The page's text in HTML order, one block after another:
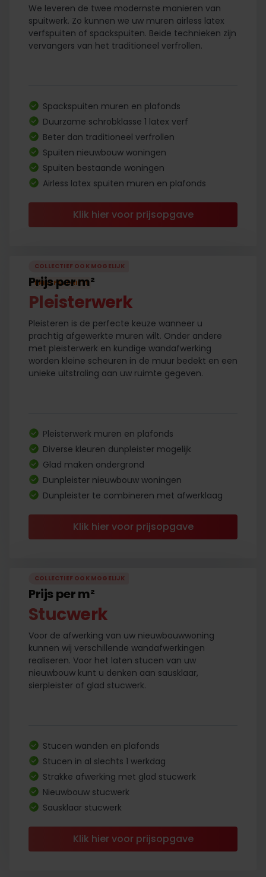
We leveren de twee modernste manieren van
spuitwerk. Zo kunnen we uw muren airless latex
verfspuiten of spackspuiten. Beide technieken zijn
vervangers van het traditioneel verfrollen.
Spackspuiten muren en plafonds
Duurzame schrobklasse 1 latex verf
Beter dan traditioneel verfrollen
Spuiten nieuwbouw woningen
Spuiten bestaande woningen
Airless latex spuiten muren en plafonds
Klik hier voor prijsopgave
Prijs per m²
Pleisterwerk
Pleisteren is de perfecte keuze wanneer u
prachtig afgewerkte muren wilt. Onder andere
met pleisterwerk en kundige wandafwerking
worden kleine scheuren in de muur bedekt en een
unieke uitstraling aan uw ruimte gegeven.
PRIJSFAVORIET!
COLLECTIEF OOK MOGELIJK
Pleisterwerk muren en plafonds
Diverse kleuren dunpleister mogelijk
Glad maken ondergrond
Dunpleister nieuwbouw woningen
Dunpleister te combineren met afwerklaag
Klik hier voor prijsopgave
Prijs per m²
Stucwerk
Voor de afwerking van uw nieuwbouwwoning
kunnen wij verschillende wandafwerkingen
realiseren. Voor het laten stucen van uw
nieuwbouw kunt u denken aan sausklaar,
sierpleister of glad stucwerk.
COLLECTIEF OOK MOGELIJK
Stucen wanden en plafonds
Stucen in al slechts 1 werkdag
Strakke afwerking met glad stucwerk
Nieuwbouw stucwerk
Sausklaar stucwerk
Klik hier voor prijsopgave